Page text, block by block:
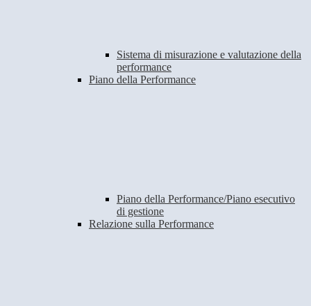
Sistema di misurazione e valutazione della
performance
Piano della Performance
Piano della Performance/Piano esecutivo
di gestione
Relazione sulla Performance